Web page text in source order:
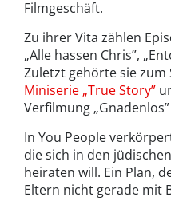
Filmgeschäft.
Zu ihrer Vita zählen
„Alle hassen Chris”,
Zuletzt gehörte sie zum
Miniserie „True Story”
Verfilmung
In You People
die sich in den
heiraten will. Ein Plan,
Eltern nicht gerade mit